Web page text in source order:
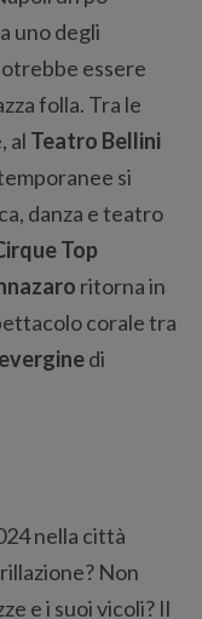
uno degli
essere
folla. Tra le
al Teatro Bellini
si
danza e teatro
Top
ritorna in
corale tra
di
nella città
Non
e i suoi vicoli? Il